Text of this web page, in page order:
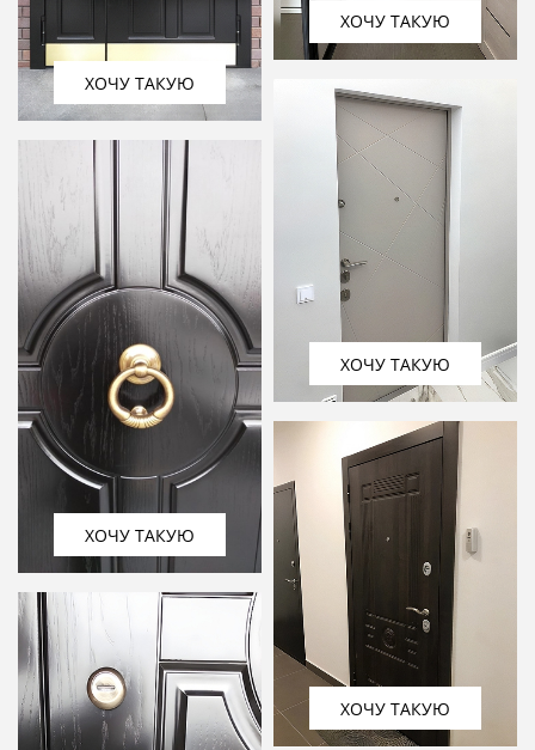
ХОЧУ ТАКУЮ
ХОЧУ ТАКУЮ
ХОЧУ ТАКУЮ
ХОЧУ ТАКУЮ
ХОЧУ ТАКУЮ